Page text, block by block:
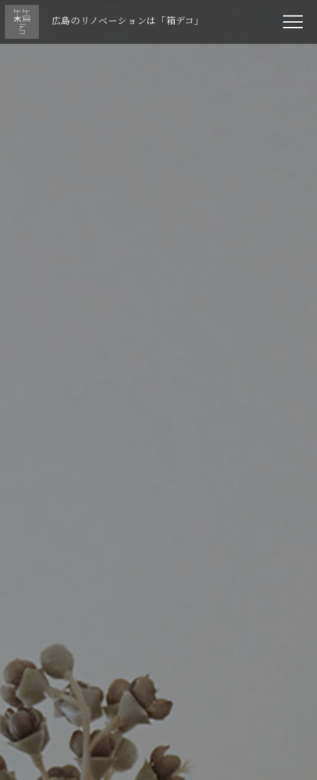
広島のリノベーションは「箱デコ」